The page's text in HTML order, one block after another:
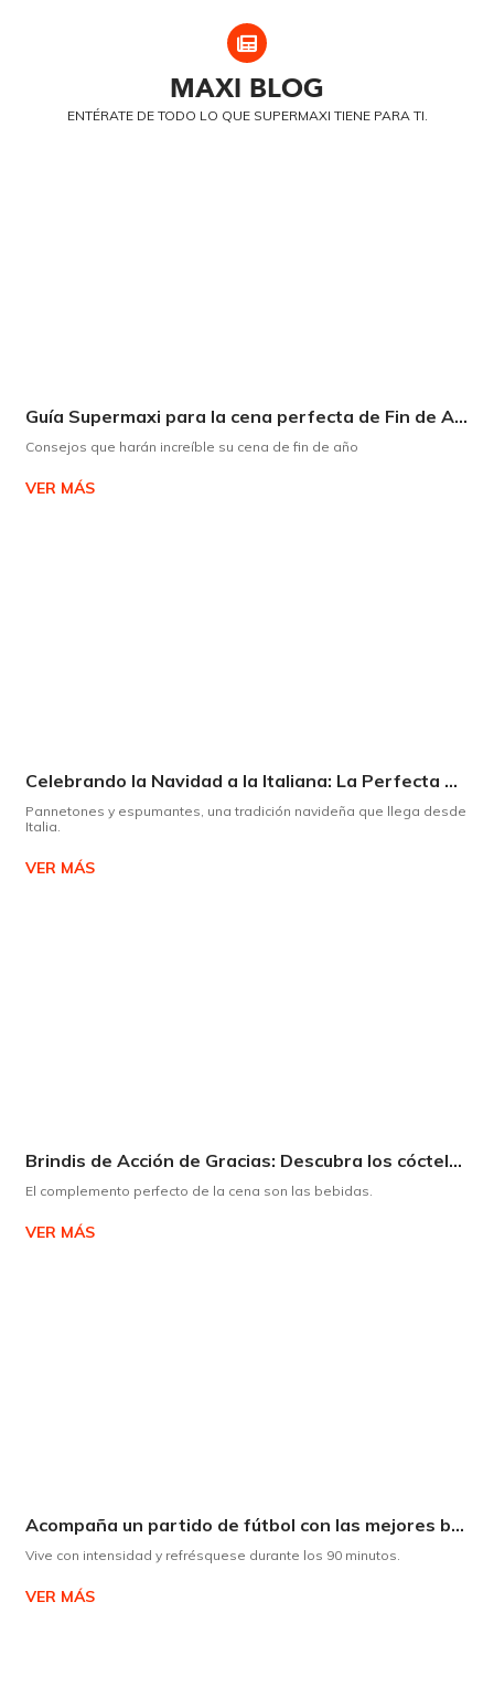
MAXI BLOG
ENTÉRATE DE TODO LO QUE SUPERMAXI TIENE PARA TI.
Guía Supermaxi para la cena perfecta de Fin de Año
Consejos que harán increíble su cena de fin de año
VER MÁS
Celebrando la Navidad a la Italiana: La Perfecta Armonía entre Panettone y Espumante
Pannetones y espumantes, una tradición navideña que llega desde
Italia.
VER MÁS
Brindis de Acción de Gracias: Descubra los cócteles y licores que complementarán su cena
El complemento perfecto de la cena son las bebidas.
VER MÁS
Acompaña un partido de fútbol con las mejores bebidas
Vive con intensidad y refrésquese durante los 90 minutos.
VER MÁS